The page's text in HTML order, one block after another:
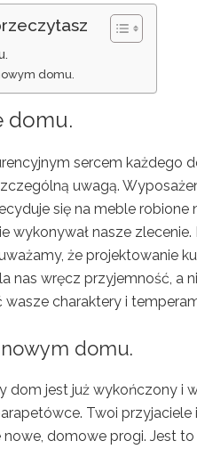
domu.
domu.
sercem każdego
uwagą.
się na meble
wykonywał nasze
że projektowanie
nas wręcz przyjemność, a
charaktery i
domu.
dom jest już wykończony i
Twoi
nowe, domowe progi. Jest